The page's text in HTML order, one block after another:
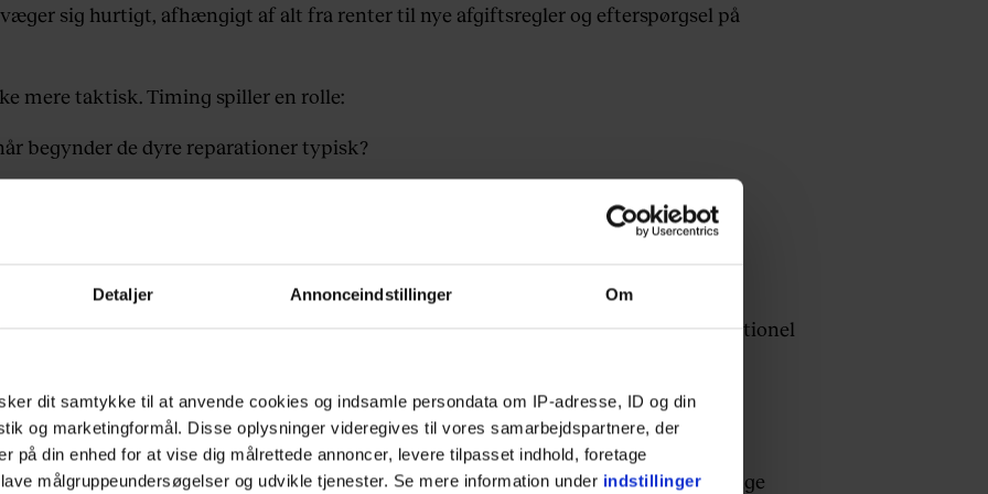
Detaljer Annonceindstillinger Om
dit samtykke til at anvende cookies og indsamle persondata om IP-adresse, ID og din
og marketingformål. Disse oplysninger videregives til vores samarbejdspartnere, der
på din enhed for at vise dig målrettede annoncer, levere tilpasset indhold, foretage
målgruppeundersøgelser og udvikle tjenester. Se mere information under indstillinger
sig hurtigt, afhængigt af alt fra renter til nye afgiftsregler og efterspørgsel på
mere taktisk. Timing spiller en rolle:
begynder de dyre reparationer typisk?
så dit kørselsmønster ændrer sig?
ved markedet for nye biler – og dermed brugte?
konkrete tal. Et hurtigt tilbud på bilen giver dig et pejlemærke. Du får en aktuel
mod leasingtilbud, finansiering og alternative modeller. Det gør bilsalget til en rationel
sluger.
luksus
pakket: job, træning, familie, sociale aftaler og måske et sideprojekt eller to. At bruge